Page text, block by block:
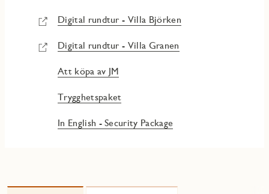
digitala inredningsväljaren hittar du alla tillval.
TOMT & UTEPLATS
och angränsande mot tomtgräns samt en uteplats med
trädäck i morgonsol för mysiga frukostar med familjen.
Ett fristående kallförråd för säsongsförvaring om 7 kvm samt
entréer. Villorna är förberedda för solceller och laddstation
kalksten.
Digital rundtur - Villa Björken
Digital rundtur - Villa Granen
Att köpa av JM
Trygghetspaket
In English - Security Package